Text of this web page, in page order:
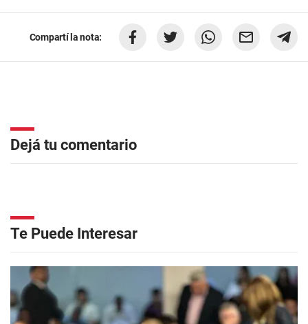
Compartí la nota:
Dejá tu comentario
Te Puede Interesar